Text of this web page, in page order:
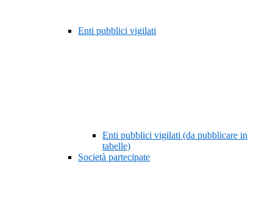
Enti pubblici vigilati
Enti pubblici vigilati (da pubblicare in
tabelle)
Società partecipate